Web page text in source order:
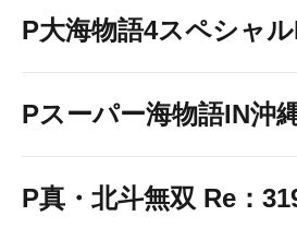
P大海物語4スペシャ
Pスーパー海物語IN沖
P真・北斗無双 Re：